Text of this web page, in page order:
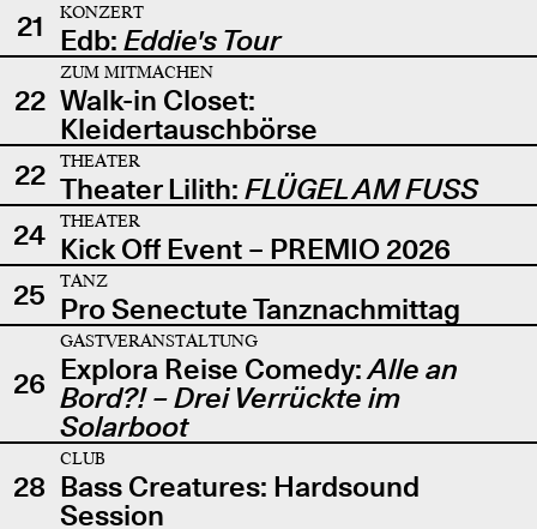
21
KONZERT
Edb: Eddie's Tour
22
ZUM MITMACHEN
Walk-in Closet:
Kleidertauschbörse
22
THEATER
Theater Lilith: FLÜGEL AM FUSS
24
THEATER
Kick Off Event – PREMIO 2026
25
TANZ
Pro Senectute Tanznachmittag
26
GASTVERANSTALTUNG
Explora Reise Comedy:Alle an
Bord?! – Drei Verrückte im
Solarboot
28
CLUB
Bass Creatures: Hardsound
Session